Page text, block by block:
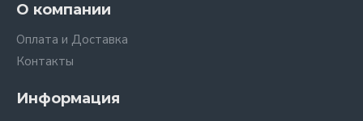
О компании
Оплата и Доставка
Контакты
Информация